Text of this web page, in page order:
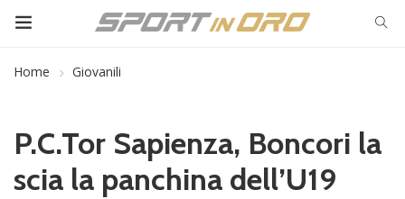
Home Giovanili
P.C.Tor Sapienza, Boncori la
scia la panchina dell’U19